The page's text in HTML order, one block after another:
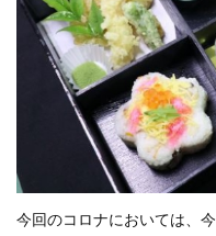
今回のコロナにおいては、